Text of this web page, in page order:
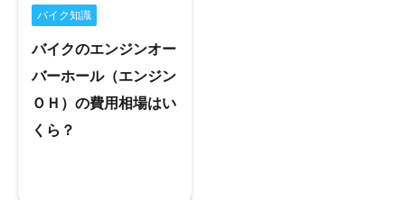
バイク知識
バイクのエンジンオー
バーホール（エンジン
ＯＨ）の費用相場はい
くら？